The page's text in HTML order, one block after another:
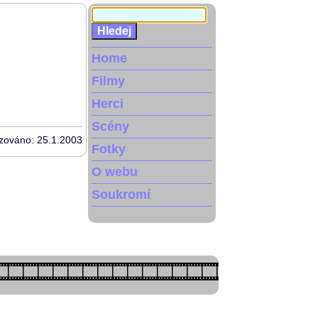
25.1.2003
Home
Filmy
Herci
Scény
Fotky
O webu
Soukromí